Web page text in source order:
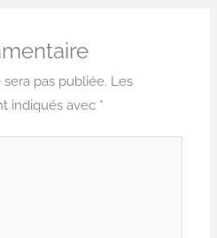
pas publiée. Les
indiqués avec *